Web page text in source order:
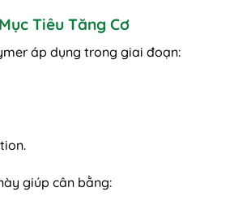
Tiêu Tăng Cơ
áp dụng trong giai đoạn:
giúp cân bằng: